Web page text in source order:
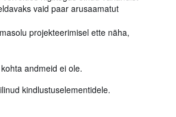
vaid paar arusaamatut
projekteerimisel ette näha,
andmeid ei ole.
kindlustuselementidele.